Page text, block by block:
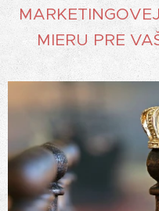
MIERU PRE